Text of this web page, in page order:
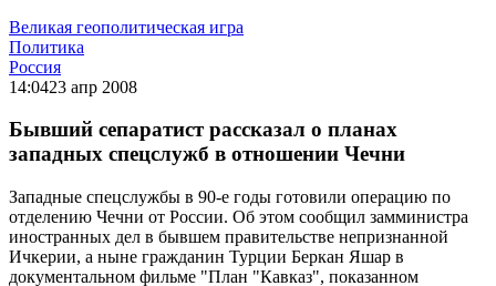
Великая геополитическая игра
Политика
Россия
14:0423 апр 2008
Бывший сепаратист рассказал о планах
западных спецслужб в отношении Чечни
Западные спецслужбы в 90-е годы готовили операцию по
отделению Чечни от России. Об этом сообщил замминистра
иностранных дел в бывшем правительстве непризнанной
Ичкерии, а ныне гражданин Турции Беркан Яшар в
документальном фильме "План "Кавказ", показанном